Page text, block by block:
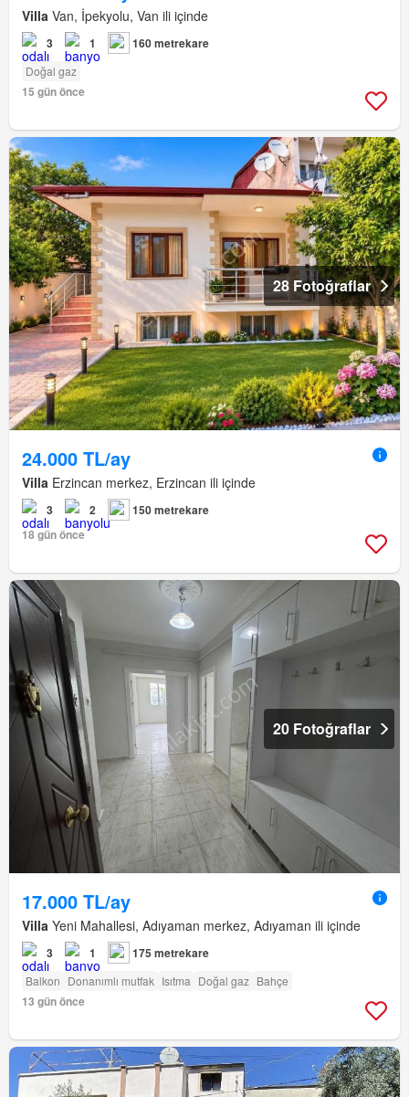
Villa Van, İpekyolu, Van ili içinde
3 1 160 metrekare
Doğal gaz
15 gün önce
28 Fotoğraflar
24.000 TL/ay
Villa Erzincan merkez, Erzincan ili içinde
3 2
150 metrekare
18 gün önce
20 Fotoğraflar
17.000 TL/ay
Villa Yeni Mahallesi, Adıyaman merkez, Adıyaman ili içinde
3 1 175 metrekare
Balkon Donanımlı mutfak Isıtma Doğal gaz Bahçe
13 gün önce